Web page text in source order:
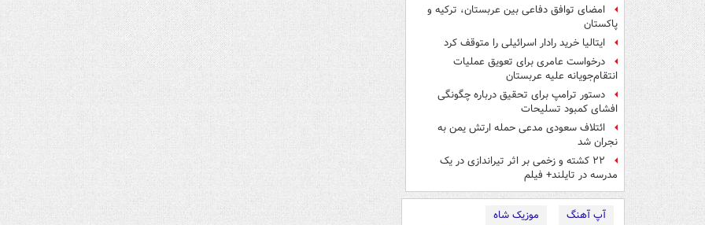
امضای توافق دفاعی بین عربستان، ترکیه و
پاکستان
ایتالیا خرید رادار اسرائیلی را متوقف کرد
درخواست عامری برای تعویق عملیات
انتقام‌جویانه علیه عربستان
دستور ترامپ برای تحقیق درباره چگونگی
افشای کمبود تسلیحات
ائتلاف سعودی مدعی حمله ارتش یمن به
نجران شد
۲۲ کشته و زخمی بر اثر تیراندازی در یک
مدرسه در تایلند+ فیلم
آپ آهنگ
موزیک شاه